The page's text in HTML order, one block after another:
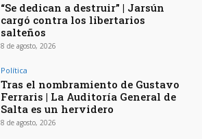
“Se dedican a destruir” | Jarsún
cargó contra los libertarios
salteños
8 de agosto, 2026
Política
Tras el nombramiento de Gustavo
Ferraris | La Auditoría General de
Salta es un hervidero
8 de agosto, 2026